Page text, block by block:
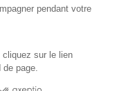
pendant votre
cliquez sur le lien
de page.